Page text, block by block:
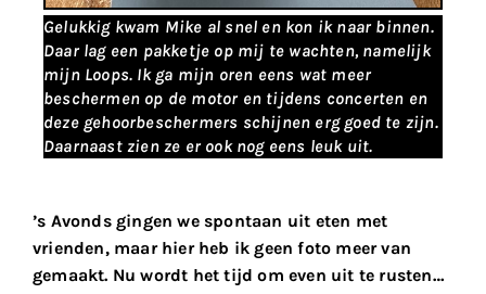
Gelukkig kwam Mike al snel en kon ik naar binnen.
Daar lag een pakketje op mij te wachten, namelijk
mijn Loops. Ik ga mijn oren eens wat meer
beschermen op de motor en tijdens concerten en
deze gehoorbeschermers schijnen erg goed te zijn.
Daarnaast zien ze er ook nog eens leuk uit.
’s Avonds gingen we spontaan uit eten met
vrienden, maar hier heb ik geen foto meer van
gemaakt. Nu wordt het tijd om even uit te rusten…